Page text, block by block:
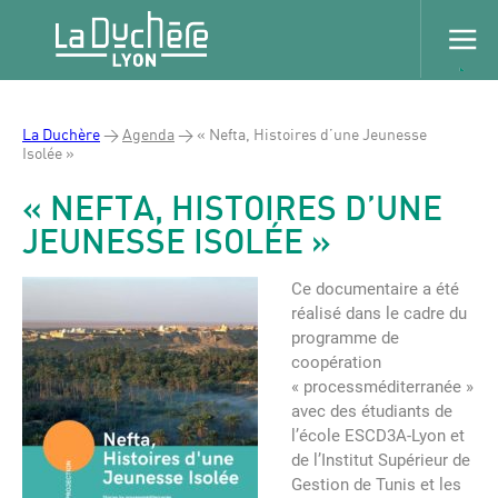
La Duchère>Agenda > « Nefta, Histoires d’une Jeunesse
Isolée »
« NEFTA, HISTOIRES D’UNE
JEUNESSE ISOLÉE »
Ce documentaire a été
réalisé dans le cadre du
programme de
coopération
« processméditerranée »
avec des étudiants de
l’école ESCD3A-Lyon et
de l’Institut Supérieur de
Gestion de Tunis et les